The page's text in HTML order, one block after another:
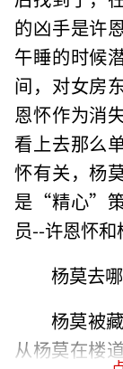
的凶手是许
午睡的时候
间，对女房
恩怀作为消
看上去那么
怀有关，杨
是“精心”策
员--许恩怀和
杨莫去
杨莫被
从杨莫在楼